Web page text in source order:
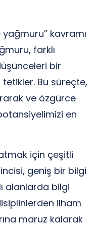
kavramı
farklı
bir
tetikler. Bu süreçte,
ve özgürce
en
için çeşitli
geniş bir bilgi
alanlarda bilgi
ilham
maruz kalarak